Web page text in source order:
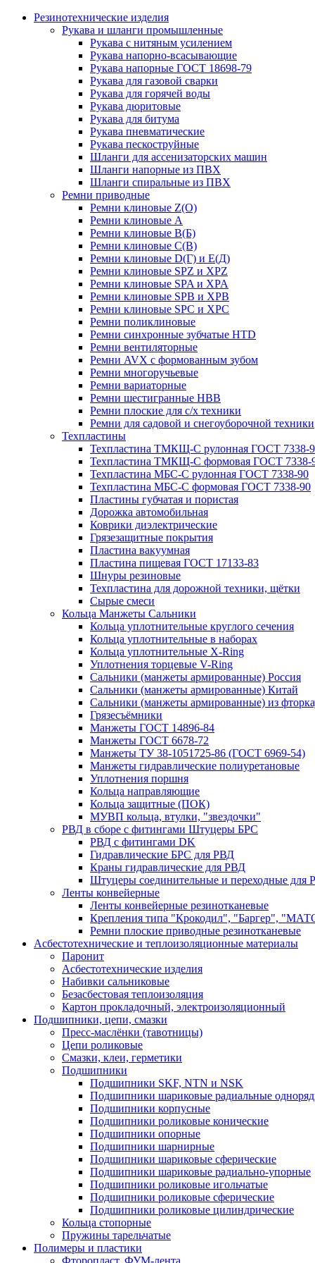
Резинотехнические изделия
Рукава и шланги промышленные
Рукава с нитяным усилением
Рукава напорно-всасывающие
Рукава напорные ГОСТ 18698-79
Рукава для газовой сварки
Рукава для горячей воды
Рукава дюритовые
Рукава для битума
Рукава пневматические
Рукава пескоструйные
Шланги для ассенизаторских машин
Шланги напорные из ПВХ
Шланги спиральные из ПВХ
Ремни приводные
Ремни клиновые Z(О)
Ремни клиновые А
Ремни клиновые В(Б)
Ремни клиновые С(В)
Ремни клиновые D(Г) и Е(Д)
Ремни клиновые SPZ и XPZ
Ремни клиновые SPA и XPA
Ремни клиновые SPB и XPB
Ремни клиновые SPC и XPC
Ремни поликлиновые
Ремни синхронные зубчатые HTD
Ремни вентиляторные
Ремни AVX с формованным зубом
Ремни многоручьевые
Ремни вариаторные
Ремни шестигранные HBB
Ремни плоские для с/х техники
Ремни для садовой и снегоуборочной техники
Техпластины
Техпластина ТМКЩ-С рулонная ГОСТ 7338-
Техпластина ТМКЩ-С формовая ГОСТ 7338-
Техпластина МБС-С рулонная ГОСТ 7338-90
Техпластина МБС-С формовая ГОСТ 7338-90
Пластины губчатая и пористая
Дорожка автомобильная
Коврики диэлектрические
Грязезащитные покрытия
Пластина вакуумная
Пластина пищевая ГОСТ 17133-83
Шнуры резиновые
Техпластина для дорожной техники, щётки
Сырые смеси
Кольца Манжеты Сальники
Кольца уплотнительные круглого сечения
Кольца уплотнительные в наборах
Кольца уплотнительные Х-Ring
Уплотнения торцевые V-Ring
Сальники (манжеты армированные) Россия
Сальники (манжеты армированные) Китай
Сальники (манжеты армированные) из
Грязесъёмники
Манжеты ГОСТ 14896-84
Манжеты ГОСТ 6678-72
Манжеты ТУ 38-1051725-86 (ГОСТ 6969-54)
Манжеты гидравлические полиуретановые
Уплотнения поршня
Кольца направляющие
Кольца защитные (ПОК)
МУВП кольца, втулки, "звездочки"
РВД в сборе с фитингами Штуцеры БРС
РВД с фитингами DK
Гидравлические БРС для РВД
Краны гидравлические для РВД
Штуцеры соединительные и переходные для
Ленты конвейерные
Ленты конвейерные резинотканевые
Крепления типа "Крокодил", "Баргер",
Ремни плоские приводные резинотканевые
Асбестотехнические и теплоизоляционные материалы
Паронит
Асбестотехнические изделия
Набивки сальниковые
Безасбестовая теплоизоляция
Картон прокладочный, электроизоляционный
Подшипники, цепи, смазки
Пресс-маслёнки (тавотницы)
Цепи роликовые
Смазки, клеи, герметики
Подшипники
Подшипники SKF, NTN и NSK
Подшипники шариковые радиальные
Подшипники корпусные
Подшипники роликовые конические
Подшипники опорные
Подшипники шарнирные
Подшипники шариковые сферические
Подшипники шариковые радиально-упорные
Подшипники роликовые игольчатые
Подшипники роликовые сферические
Подшипники роликовые цилиндрические
Кольца стопорные
Пружины тарельчатые
Полимеры и пластики
Фторопласт, ФУМ-лента